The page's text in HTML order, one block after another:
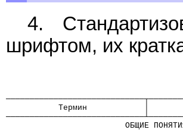
4.
шрифтом, их
Термин            │
ОБЩИЕ